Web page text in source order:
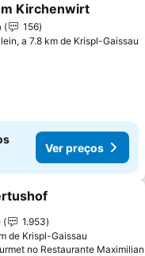
aos favoritos
Kirchenwirt
156
a 7.8 km de Krispl-Gaissau
Ver preços
aos favoritos
1.953
de Krispl-Gaissau
no Restaurante Maximilian